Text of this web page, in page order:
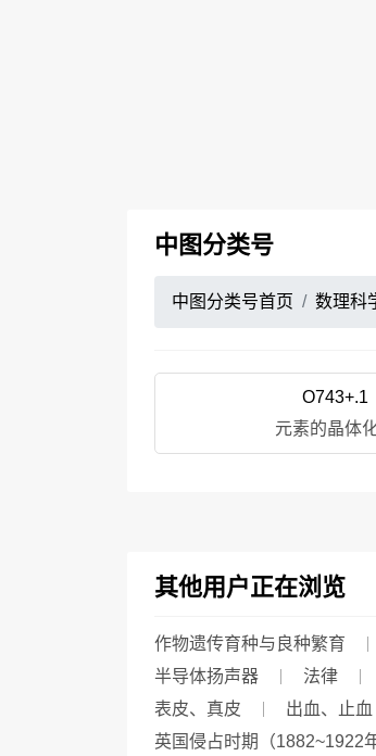
中图分类号
中图分类号首页 数理科
O743+.1
元素的晶体
其他用户正在浏览
作物遗传育种与良种繁育
半导体扬声器
法律
表皮、真皮
出血、止血
英国侵占时期（1882~1922